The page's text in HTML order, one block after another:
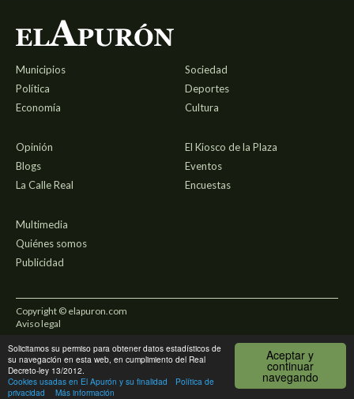
Aceptar y
continuar
navegando
Solicitamos su permiso para obtener datos estadísticos de
su navegación en esta web, en cumplimiento del Real
Decreto-ley 13/2012.
Cookies usadas en El Apurón y su finalidad
Política de
privacidad
Más información
Municipios
Política
Economía
Sociedad
Deportes
Cultura
Opinión
Blogs
La Calle Real
El Kiosco de la Plaza
Eventos
Encuestas
Multimedia
Quiénes somos
Publicidad
Copyright © elapuron.com
Aviso legal
Política de privacidad
Uso de cookies